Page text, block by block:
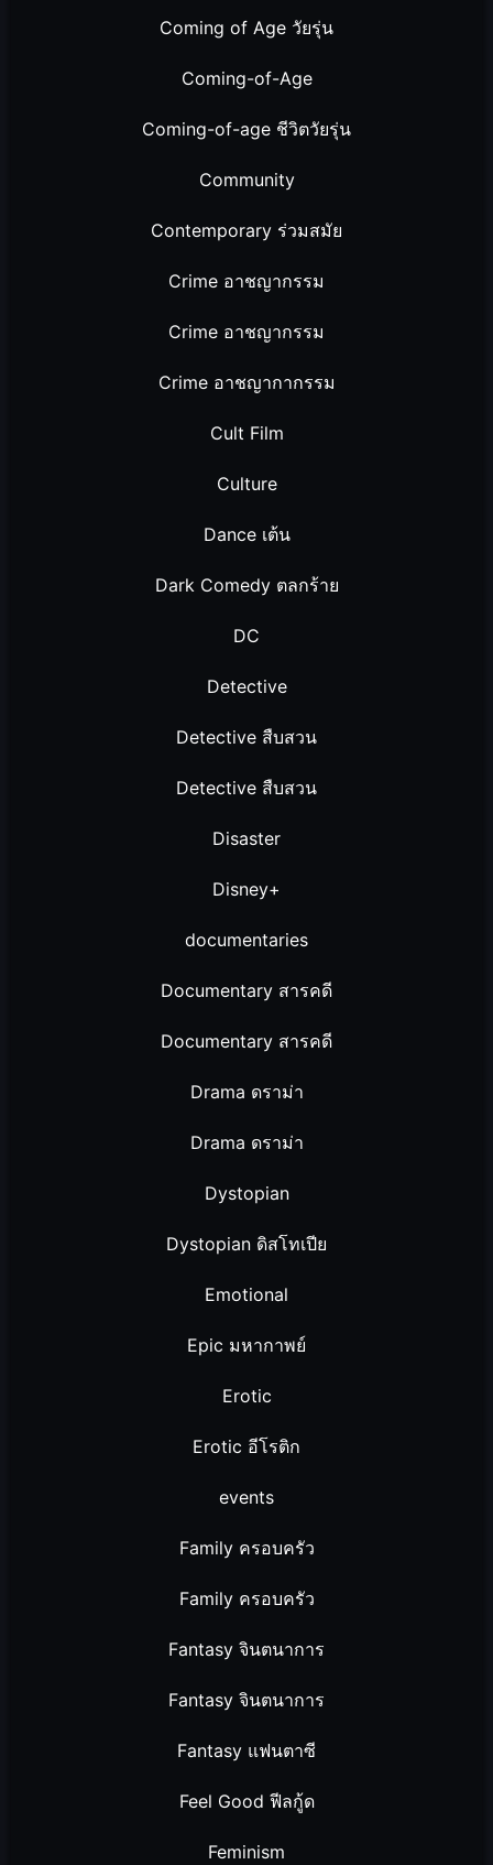
Coming of Age วัยรุ่น
Coming-of-Age
Coming-of-age ชีวิตวัยรุ่น
Community
Contemporary ร่วมสมัย
Crime อาชญากรรม
Crime อาชญากรรม
Crime อาชญากากรรม
Cult Film
Culture
Dance เต้น
Dark Comedy ตลกร้าย
DC
Detective
Detective สืบสวน
Detective สืบสวน
Disaster
Disney+
documentaries
Documentary สารคดี
Documentary สารคดี
Drama ดราม่า
Drama ดราม่า
Dystopian
Dystopian ดิสโทเปีย
Emotional
Epic มหากาพย์
Erotic
Erotic อีโรติก
events
Family ครอบครัว
Family ครอบครัว
Fantasy จินตนาการ
Fantasy จินตนาการ
Fantasy แฟนตาซี
Feel Good ฟีลกู้ด
Feminism